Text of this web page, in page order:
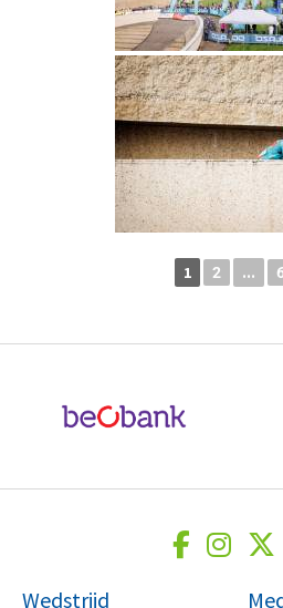
1 2 ...
Wedstrijd